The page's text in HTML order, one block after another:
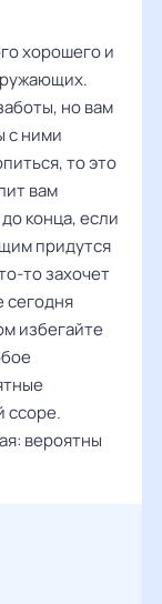
хорошего и
но вам
с ними
то это
вам
конца, если
придутся
то захочет
сегодня
избегайте
ссоре.
вероятны